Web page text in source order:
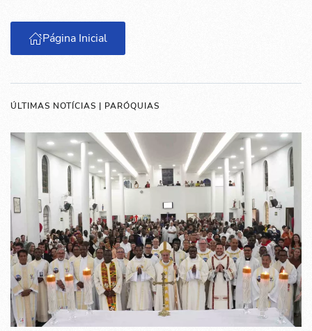
Página Inicial
ÚLTIMAS NOTÍCIAS | PARÓQUIAS